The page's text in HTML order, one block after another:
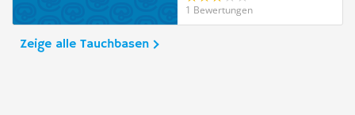
1 Bewertungen
Zeige alle Tauchbasen